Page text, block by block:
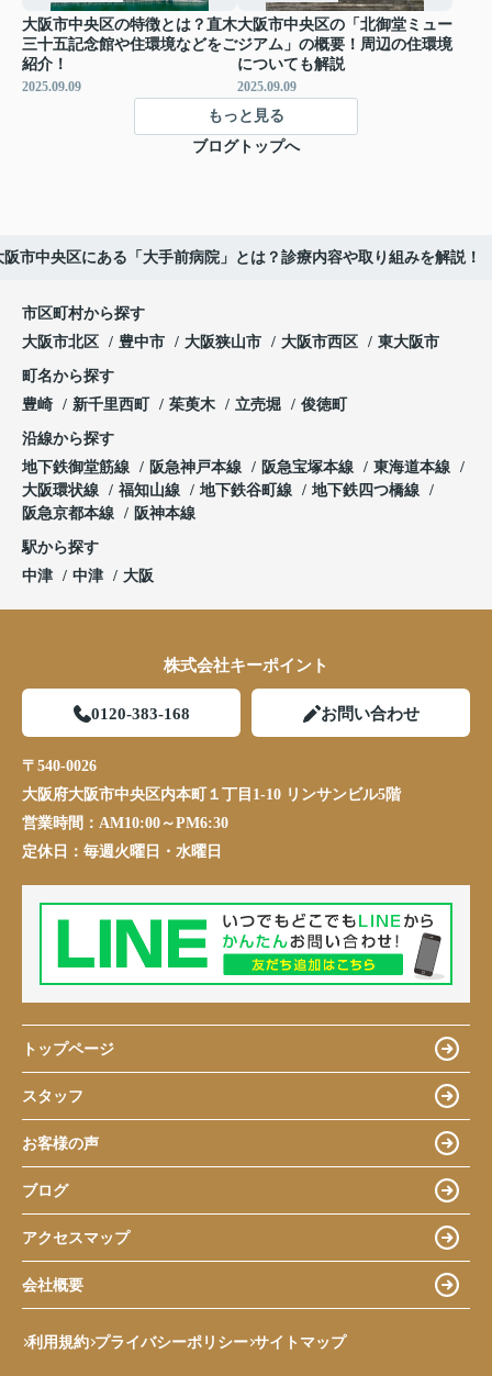
大阪市中央区の特徴とは？直木
三十五記念館や住環境などをご
紹介！
2025.09.09
大阪市中央区の「北御堂ミュー
ジアム」の概要！周辺の住環境
についても解説
2025.09.09
もっと見る
ブログトップへ
阪市中央区にある「大手前病院」とは？診療内容や取り組みを解説！
市区町村から探す
大阪市北区
豊中市 大阪狭山市 大阪市西区 東大阪市
町名から探す
豊崎
新千里西町 茱萸木 立売堀 俊徳町
沿線から探す
地下鉄御堂筋線
阪急神戸本線 阪急宝塚本線
東海道本線
大阪環状線
福知山線 地下鉄谷町線
地下鉄四つ橋線
阪急京都本線
阪神本線
駅から探す
中津
中津 大阪
株式会社キーポイント
0120-383-168 お問い合わせ
〒540-0026
大阪府大阪市中央区内本町１丁目1-10 リンサンビル5階
営業時間： AM10:00～PM6:30
定休日： 毎週火曜日・水曜日
トップページ
スタッフ
お客様の声
ブログ
アクセスマップ
会社概要
利用規約 プライバシーポリシー サイトマップ